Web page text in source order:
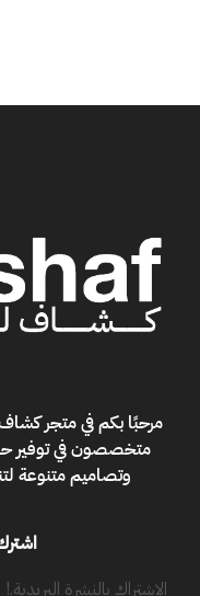
مرحبًا بكم فيمتجر كشاف
متخصصون في توفير
وتصاميم متنوعة
الإشتراك بالنشرة البريدية.!